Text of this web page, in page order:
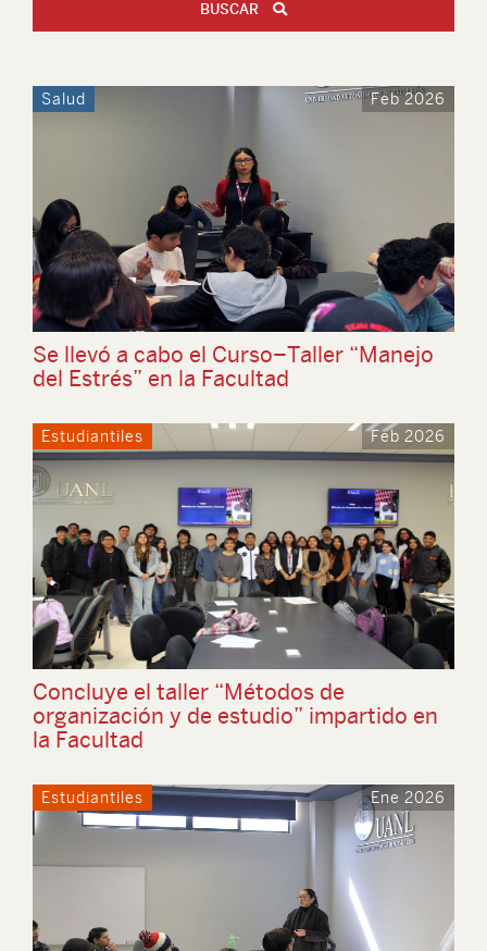
BUSCAR
Salud Feb 2026
Se llevó a cabo el Curso–Taller “Manejo
del Estrés” en la Facultad
Estudiantiles Feb 2026
Concluye el taller “Métodos de
organización y de estudio” impartido en
la Facultad
Estudiantiles Ene 2026